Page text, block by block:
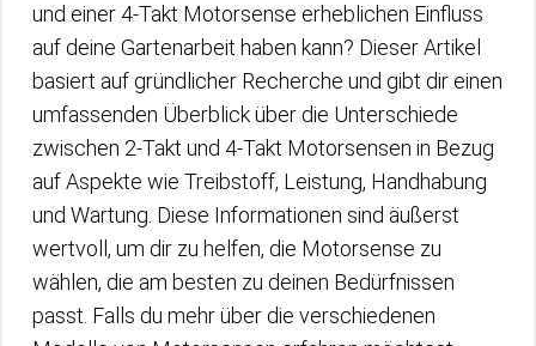
und einer 4-Takt Motorsense erheblichen Einfluss
auf deine Gartenarbeit haben kann? Dieser Artikel
basiert auf gründlicher Recherche und gibt dir einen
umfassenden Überblick über die Unterschiede
zwischen 2-Takt und 4-Takt Motorsensen in Bezug
auf Aspekte wie Treibstoff, Leistung, Handhabung
und Wartung. Diese Informationen sind äußerst
wertvoll, um dir zu helfen, die Motorsense zu
wählen, die am besten zu deinen Bedürfnissen
passt. Falls du mehr über die verschiedenen